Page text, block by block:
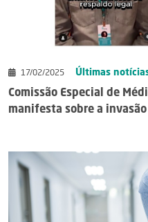
17/02/2025 Últimas
Comissão Especial de
manifesta sobre a